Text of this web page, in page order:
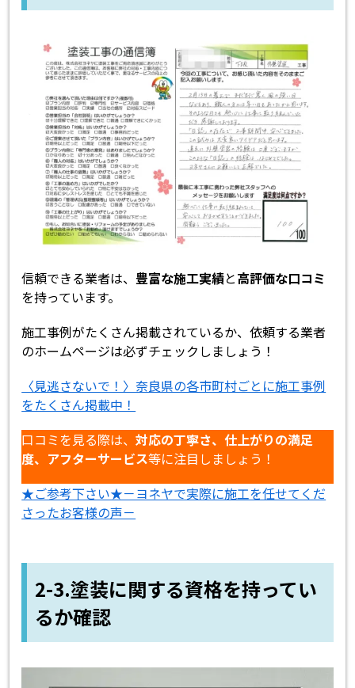
信頼できる業者は、 豊富な施工実績と高評価な口コミ
を持っています。
施工事例がたくさん掲載されているか、依頼する業者
のホームページは必ずチェックしましょう！
〈見逃さないで！〉奈良県の各市町村ごとに施工事例
をたくさん掲載中！
口コミを見る際は、対応の丁寧さ、仕上がりの満足
度、アフターサービス等に注目しましょう！
★ご参考下さい★－ヨネヤで実際に施工を任せてくだ
さったお客様の声－
2-3.塗装に関する資格を持ってい
るか確認